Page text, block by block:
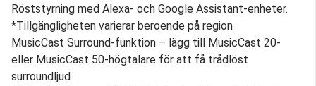
Röststyrning med Alexa- och Google Assistant-enheter.
*Tillgängligheten varierar beroende på region
MusicCast Surround-funktion – lägg till MusicCast 20-
eller MusicCast 50-högtalare för att få trådlöst
surroundljud